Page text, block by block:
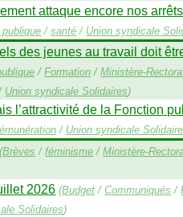
attaque encore nos arrêts
/santé / Union syndicale
des jeunes au travail doit
/Formation /Ministère-
Union syndicale Solidaires)
l’attractivité de la Fonction
/ Union syndicale
(Brèves /féminisme /Ministère-
2026 (Budget /Communiqués /
Solidaires)